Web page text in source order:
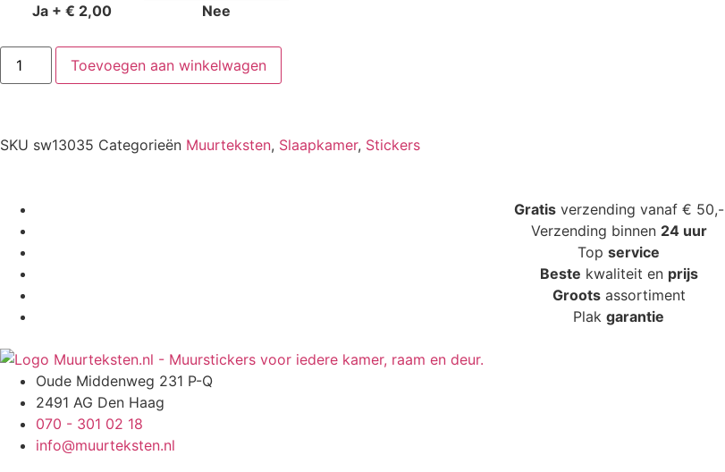
Ja +€ 2,00 Nee
Toevoegen aan winkelwagen
SKU sw13035 Categorieën Muurteksten, Slaapkamer, Stickers
Gratisverzending vanaf € 50,-
Verzending binnen 24 uur
Top service
Beste kwaliteit en prijs
Grootsassortiment
Plak garantie
Oude Middenweg 231 P-Q
2491 AG Den Haag
070 - 301 02 18
info@muurteksten.nl